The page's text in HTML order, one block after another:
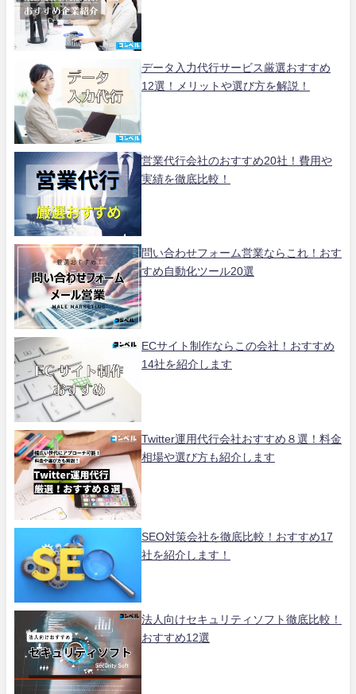
データ入力代行サービス厳選おすすめ
12選！メリットや選び方を解説！
営業代行会社のおすすめ20社！費用や
実績を徹底比較！
問い合わせフォーム営業ならこれ！おす
すめ自動化ツール20選
ECサイト制作ならこの会社！おすすめ
14社を紹介します
Twitter運用代行会社おすすめ８選！料金
相場や選び方も紹介します
SEO対策会社を徹底比較！おすすめ17
社を紹介します！
法人向けセキュリティソフト徹底比較！
おすすめ12選